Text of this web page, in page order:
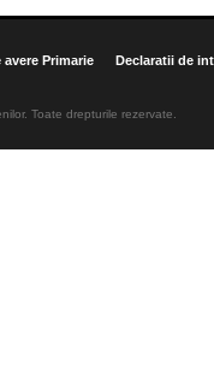
avere Primarie
Declaratii de
Toate drepturile rezervate.